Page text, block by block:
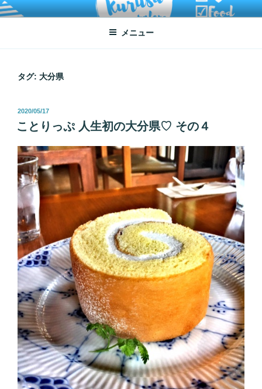
コ
ン
ン
ATSUKO KURUSU SALONE
written by Atsuko Kurusu
メニュー
タグ: 大分県
投
稿
日:
2020/05/17
ことりっぷ 人生初の大分県♡ その４